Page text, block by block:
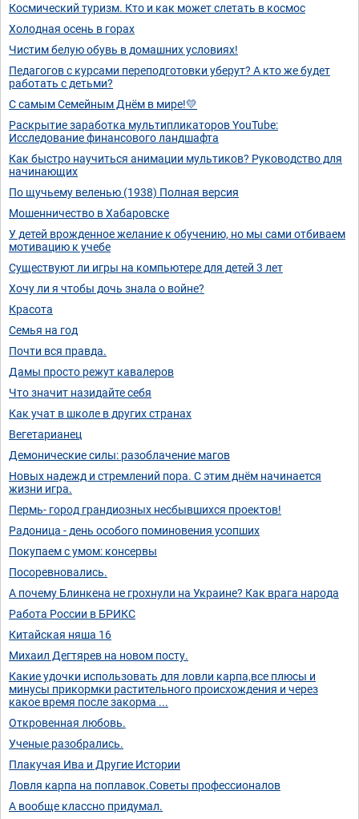
Космический туризм. Кто и как может слетать в космос
Холодная осень в горах
Чистим белую обувь в домашних условиях!
Педагогов с курсами переподготовки уберут? А кто же будет
работать с детьми?
С самым Семейным Днём в мире!💛
Раскрытие заработка мультипликаторов YouTube:
Исследование финансового ландшафта
Как быстро научиться анимации мультиков? Руководство для
начинающих
По щучьему веленью (1938) Полная версия
Мошенничество в Хабаровске
У детей врожденное желание к обучению, но мы сами отбиваем
мотивацию к учебе
Существуют ли игры на компьютере для детей 3 лет
Хочу ли я чтобы дочь знала о войне?
Красота
Семья на год
Почти вся правда.
Дамы просто режут кавалеров
Что значит назидайте себя
Как учат в школе в других странах
Вегетарианец
Демонические силы: разоблачение магов
Новых надежд и стремлений пора. С этим днём начинается
жизни игра.
Пермь- город грандиозных несбывшихся проектов!
Радоница - день особого поминовения усопших
Покупаем с умом: консервы
Посоревновались.
А почему Блинкена не грохнули на Украине? Как врага народа
Работа России в БРИКС
Китайская няша 16
Михаил Дегтярев на новом посту.
Какие удочки использовать для ловли карпа,все плюсы и
минусы прикормки растительного происхождения и через
какое время после закорма ...
Откровенная любовь.
Ученые разобрались.
Плакучая Ива и Другие Истории
Ловля карпа на поплавок.Советы профессионалов
А вообще классно придумал.